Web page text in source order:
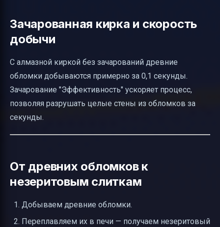
Зачарованная кирка и скорость
добычи
С алмазной киркой без зачарований древние
обломки добываются примерно за 0,1 секунды.
Зачарование "Эффективность" ускоряет процесс,
позволяя разрушать целые стены из обломков за
секунды.
От древних обломков к
незеритовым слиткам
Добываем древние обломки.
Переплавляем их в печи — получаем незеритовый